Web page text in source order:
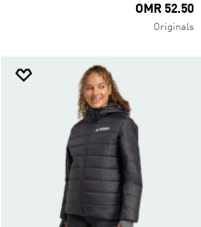
OMR 52.50
Originals